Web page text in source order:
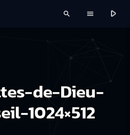
search menu play_arrow
de-Dieu-
1024×512